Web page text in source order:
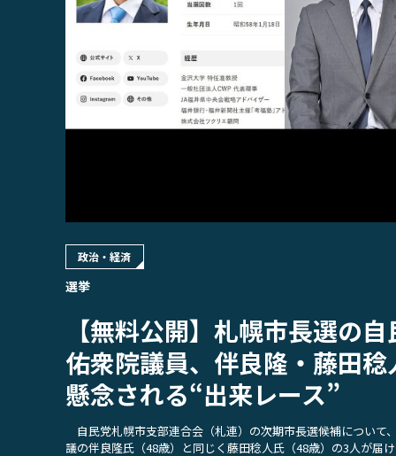
政治・経済
選挙
【無料公開】札幌市長選の
佑衆院議員、伴良隆・藤田
懸念される“出来レース”
自民党札幌市支部連合会（札連）の次期市長選候補について
議の伴良隆氏（48歳）と同じく藤田稔人氏（48歳）の3人が届